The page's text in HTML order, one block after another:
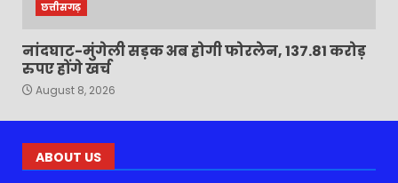
छत्तीसगढ़
नांदघाट-मुंगेली सड़क अब होगी फोरलेन, 137.81 करोड़
रुपए होंगे खर्च
August 8, 2026
ABOUT US